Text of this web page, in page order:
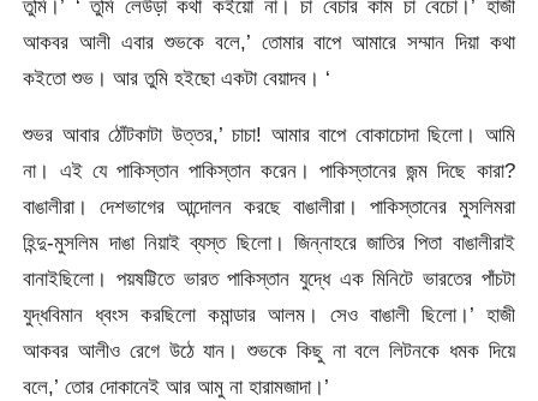
তুমি।’ ‘ তুমি লেউড়া কথা কইয়ো না। চা বেচার কাম চা বেচো।’ হাজী
আকবর আলী এবার শুভকে বলে,’ তোমার বাপে আমারে সম্মান দিয়া কথা
কইতো শুভ। আর তুমি হইছো একটা বেয়াদব। ‘
শুভর আবার ঠোঁটকাটা উত্তর,’ চাচা! আমার বাপে বোকাচোদা ছিলো। আমি
না। এই যে পাকিস্তান পাকিস্তান করেন। পাকিস্তানের জন্ম দিছে কারা?
বাঙালীরা। দেশভাগের আন্দোলন করছে বাঙালীরা। পাকিস্তানের মুসলিমরা
হিন্দু-মুসলিম দাঙা নিয়াই ব্যস্ত ছিলো। জিন্নাহরে জাতির পিতা বাঙালীরাই
বানাইছিলো। পয়ষট্টিতে ভারত পাকিস্তান যুদ্ধে এক মিনিটে ভারতের পাঁচটা
যুদ্ধবিমান ধ্বংস করছিলো কমান্ডার আলম। সেও বাঙালী ছিলো।’ হাজী
আকবর আলীও রেগে উঠে যান। শুভকে কিছু না বলে লিটনকে ধমক দিয়ে
বলে,’ তোর দোকানেই আর আমু না হারামজাদা।’